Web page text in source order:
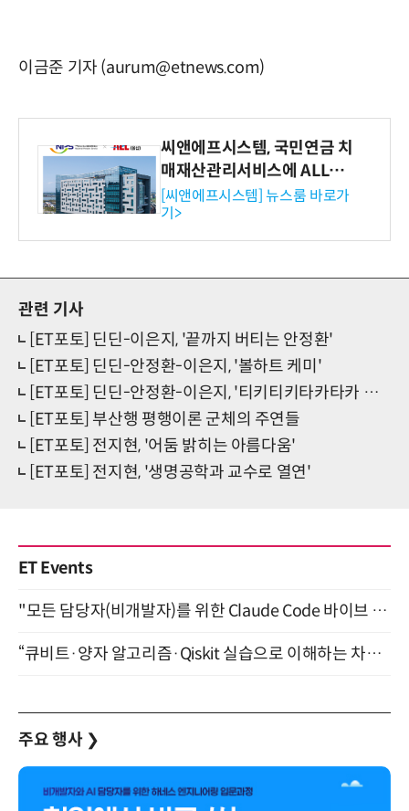
이금준 기자 (aurum@etnews.com)
씨앤에프시스템, 국민연금 치
매재산관리서비스에 ALL# E
RP 공급
[씨앤에프시스템] 뉴스룸 바로가
기>
관련 기사
[ET포토] 딘딘-이은지, '끝까지 버티는 안정환'
[ET포토] 딘딘-안정환-이은지, '볼하트 케미'
[ET포토] 딘딘-안정환-이은지, '티키티키타카타카 토크쇼의 3MC'
[ET포토] 부산행 평행이론 군체의 주연들
[ET포토] 전지현, '어둠 밝히는 아름다움'
[ET포토] 전지현, '생명공학과 교수로 열연'
ET Events
"모든 담당자(비개발자)를 위한 Claude Code 바이브 코딩 2-day 부트캠프" 9월 16~17일 개최
“큐비트·양자 알고리즘·Qiskit 실습으로 이해하는 차세대 컴퓨팅” (8/28)
주요 행사 ❯